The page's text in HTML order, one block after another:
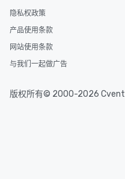
隐私权政策
产品使用条款
网站使用条款
与我们一起做广告
版权所有© 2000-2026 Cvent,